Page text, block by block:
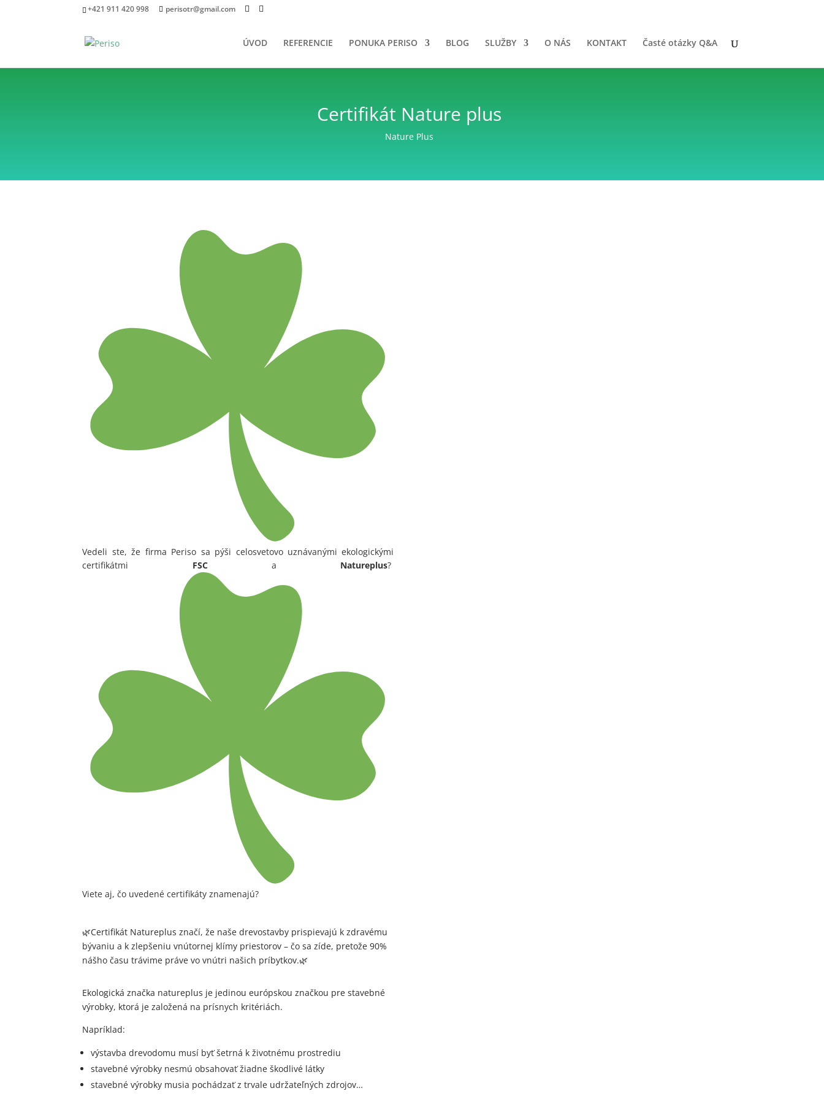
+421 911 420 998 perisotr@gmail.com
ÚVOD REFERENCIE PONUKA PERISO BLOG SLUŽBY O NÁS KONTAKT Časté otázky Q&A
Certifikát Nature plus
Nature Plus
Vedeli ste, že firma Periso sa pýši celosvetovo uznávanými ekologickými
certifikátmi FSCa Natureplus?
Viete aj, čo uvedené certifikáty znamenajú?
🌿Certifikát Natureplus značí, že naše drevostavby prispievajú k zdravému
bývaniu a k zlepšeniu vnútornej klímy priestorov – čo sa zíde, pretože 90%
nášho času trávime práve vo vnútri našich príbytkov.🌿
Ekologická značka natureplus je jedinou európskou značkou pre stavebné
výrobky, ktorá je založená na prísnych kritériách.
Napríklad:
výstavba drevodomu musí byť šetrná k životnému prostrediu
stavebné výrobky nesmú obsahovať žiadne škodlivé látky
stavebné výrobky musia pochádzať z trvale udržateľných zdrojov…